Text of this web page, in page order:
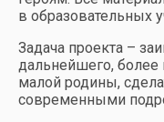
в образовательных
Задача проекта –
дальнейшего, более
малой родины,
современными